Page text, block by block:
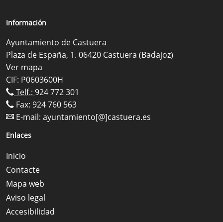
Información
Ayuntamiento de Castuera
Plaza de España, 1. 06420 Castuera (Badajoz)
Ver mapa
CIF: P0603600H
Telf.: 924 772 301
Fax: 924 760 563
E-mail: ayuntamiento[@]castuera.es
Enlaces
Inicio
Contacte
Mapa web
Aviso legal
Accesibilidad